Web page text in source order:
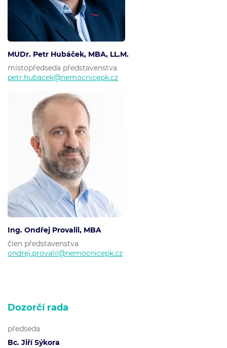
MUDr. Petr Hubáček, MBA, LL.M.
místopředseda představenstva
petr.hubacek@nemocnicepk.cz
Ing. Ondřej Provalil, MBA
člen představenstva
ondrej.provalil@nemocnicepk.cz
Dozorčí rada
předseda
Bc. Jiří Sýkora